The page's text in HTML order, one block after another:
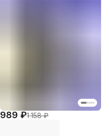
989 ₽1 158 ₽